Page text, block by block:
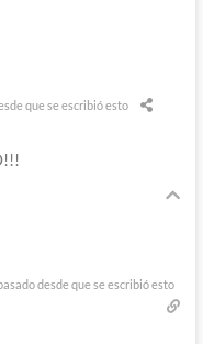
que se escribió esto
desde que se escribió esto